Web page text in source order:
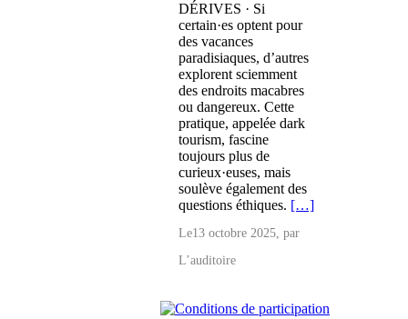
DÉRIVES · Si
certain·es optent pour
des vacances
paradisiaques, d’autres
explorent sciemment
des endroits macabres
ou dangereux. Cette
pratique, appelée dark
tourism, fascine
toujours plus de
curieux·euses, mais
soulève également des
questions éthiques. […]
Le13 octobre 2025, par
L’auditoire